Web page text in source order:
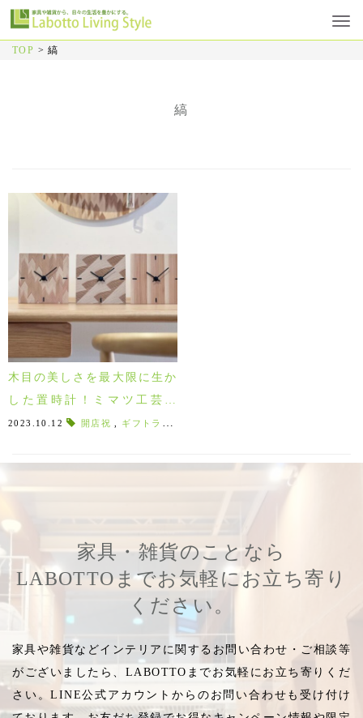
TOP >縞
縞
木目の美しさを最大限に生か
した置時計！ミマツ工芸の
『NENRIN/ねんりん』
2023.10.12 開店祝 ギフトラッピング対応
家具・雑貨のことなら
LABOTTOまでお気軽にお立ち寄り
ください。
家具や雑貨などインテリアに関するお問い合わせ・ご相談等
がございましたら、LABOTTOまでお気軽にお立ち寄りくだ
さい。LINE公式アカウントからのお問い合わせも受け付け